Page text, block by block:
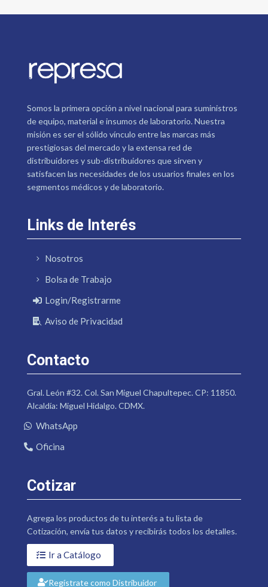
Somos la primera opción a nivel nacional para suministros
de equipo, material e insumos de laboratorio. Nuestra
misión es ser el sólido vínculo entre las marcas más
prestigiosas del mercado y la extensa red de
distribuidores y sub-distribuidores que sirven y
satisfacen las necesidades de los usuarios finales en los
segmentos médicos y de laboratorio.
Links de Interés
Nosotros
Bolsa de Trabajo
Login/Registrarme
Aviso de Privacidad
Contacto
Gral. León #32. Col. San Miguel Chapultepec. CP: 11850.
Alcaldía: Miguel Hidalgo. CDMX.
WhatsApp
Oficina
Cotizar
Agrega los productos de tu interés a tu lista de
Cotización, envía tus datos y recibirás todos los detalles.
Ir a Catálogo
Regístrate como Distribuidor